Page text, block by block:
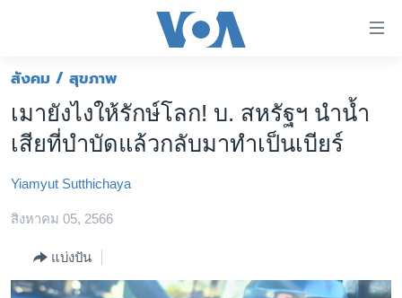
ต่อ
ไป
เนื้อหา
ข้าม
ไป
ข้าม
หน้าหลัก
โลก
เอเชีย
สหรัฐฯ
ไทย
ธุรกิจ
วิทยาศาสตร์
สังคม / สุขภาพ
เมายังไงให้รักษ์โลก! บ. สหรัฐฯ นำน้ำ
เสียที่บำบัดแล้วกลับมาทำเป็นเบียร์
Yiamyut Sutthichaya
สิงหาคม 05, 2566
แบ่งปัน